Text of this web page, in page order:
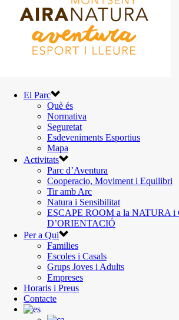
El Parc
Què és
Normativa
Seguretat
Esdeveniments Esportius
Mapa
Activitats
Parc d’Aventura
Cooperacio, Moviment i Equilibri
Tir amb Arc
Natura i Sensibilitat
ESCAPE ROOM a la NATURA i
D’ORIENTACIÓ
Per a Qui
Families
Escoles i Casals
Grups Joves i Adults
Empreses
Horaris i Preus
Contacte